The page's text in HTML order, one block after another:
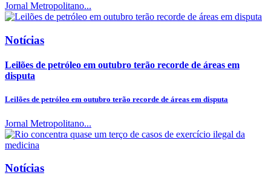
Jornal Metropolitano...
Notícias
Leilões de petróleo em outubro terão recorde de áreas em
disputa
Leilões de petróleo em outubro terão recorde de áreas em disputa
Jornal Metropolitano...
Notícias